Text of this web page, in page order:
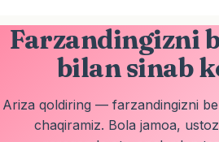
Farzandingizni
bilan sinab
Ariza qoldiring — farzandingizni
chaqiramiz. Bola jamoa,